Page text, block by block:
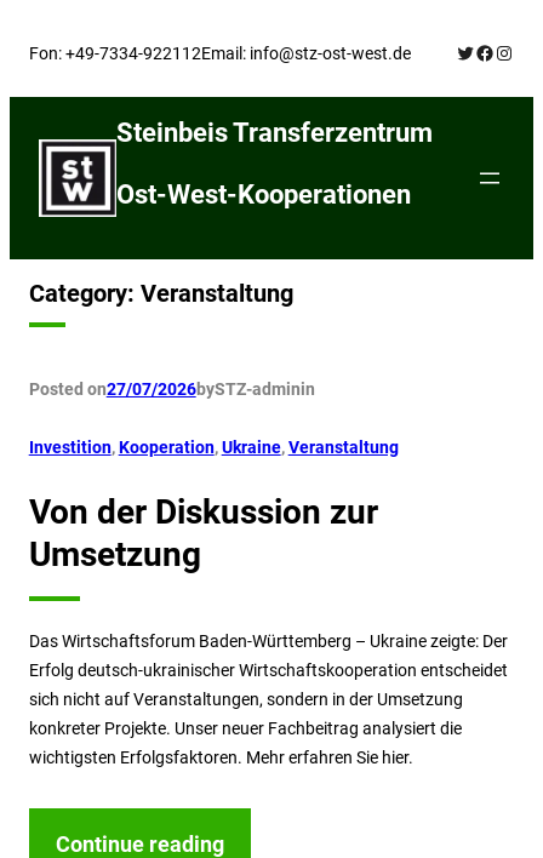
Fon: +49-7334-922112Email: info@stz-ost-west.de Twitter
Steinbeis Transferzentrum
Ost-West-Kooperationen
Category: Veranstaltung
Posted on27/07/2026bySTZ-adminin
Investition, Kooperation, Ukraine, Veranstaltung
Von der Diskussion zur
Umsetzung
Das Wirtschaftsforum Baden-Württemberg – Ukraine zeigte: Der
Erfolg deutsch-ukrainischer Wirtschaftskooperation entscheidet
sich nicht auf Veranstaltungen, sondern in der Umsetzung
konkreter Projekte. Unser neuer Fachbeitrag analysiert die
wichtigsten Erfolgsfaktoren. Mehr erfahren Sie hier.
Continue reading